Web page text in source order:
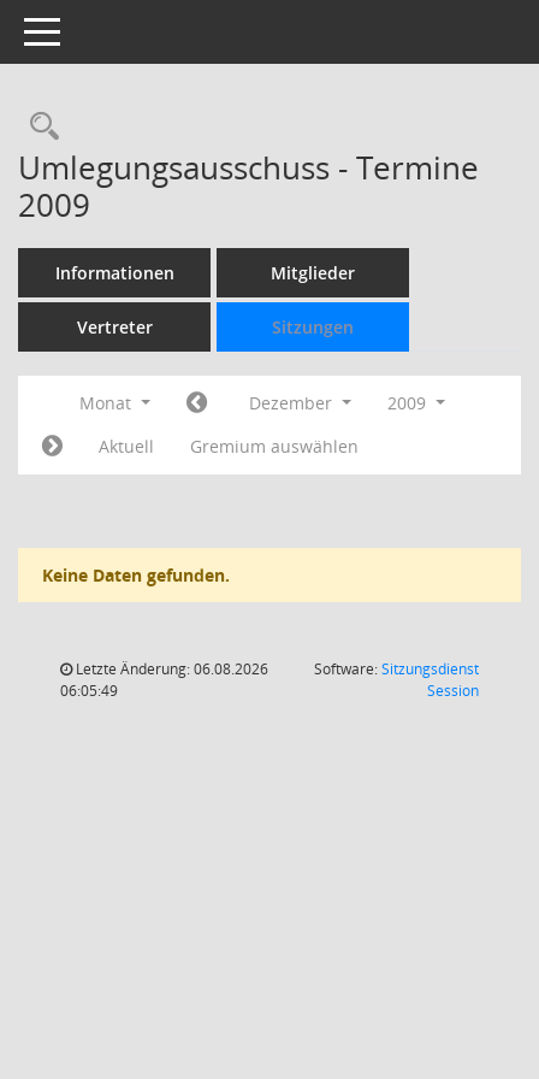
Toggle navigation
Rechercheauswahl
Umlegungsausschuss - Termine
2009
Informationen Mitglieder
Vertreter Sitzungen
Monat Dezember
2009
Aktuell
Gremium auswählen
Keine Daten gefunden.
Letzte Änderung: 06.08.2026
06:05:49
Software:Sitzungsdienst
Session(Wird in